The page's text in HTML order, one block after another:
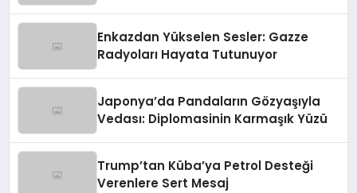
Enkazdan Yükselen Sesler: Gazze
Radyoları Hayata Tutunuyor
Japonya’da Pandaların Gözyaşıyla
Vedası: Diplomasinin Karmaşık Yüzü
Trump’tan Küba’ya Petrol Desteği
Verenlere Sert Mesaj